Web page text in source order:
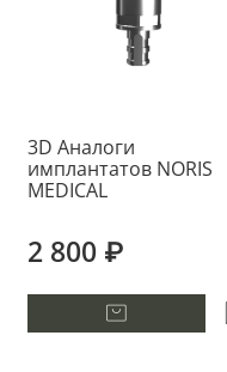
3D Аналоги
имплантатов NORIS
MEDICAL
2 800 ₽